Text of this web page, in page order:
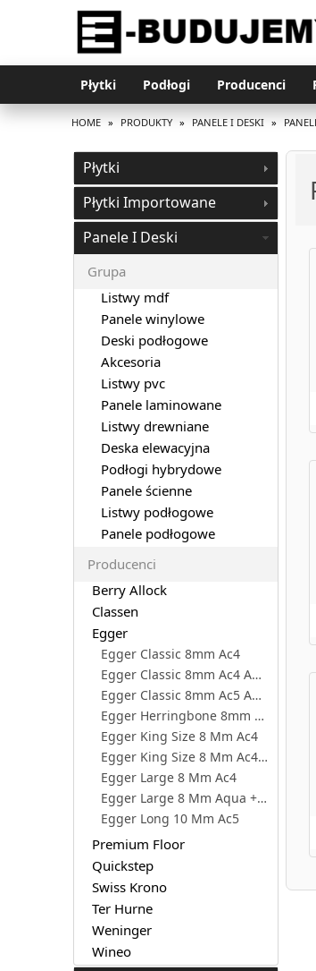
Płytki Podłogi Producenci
HOME » PRODUKTY » PANELE I DESKI »
Płytki
Płytki Importowane
Panele I Deski
Grupa
Listwy mdf
Panele winylowe
Deski podłogowe
Akcesoria
Listwy pvc
Panele laminowane
Listwy drewniane
Deska elewacyjna
Podłogi hybrydowe
Panele ścienne
Listwy podłogowe
Panele podłogowe
Producenci
Berry Allock
Classen
Egger
Egger Classic 8mm Ac4
Egger Classic 8mm Ac4 Aqua+
Egger Classic 8mm Ac5 Aqua
Egger Herringbone 8mm Ac4
Egger King Size 8 Mm Ac4
Egger King Size 8 Mm Ac4 Aqua+
Egger Large 8 Mm Ac4
Egger Large 8 Mm Aqua + Ac5
Egger Long 10 Mm Ac5
Premium Floor
Quickstep
Swiss Krono
Ter Hurne
Weninger
Wineo